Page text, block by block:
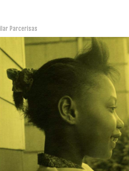
Parcerisas